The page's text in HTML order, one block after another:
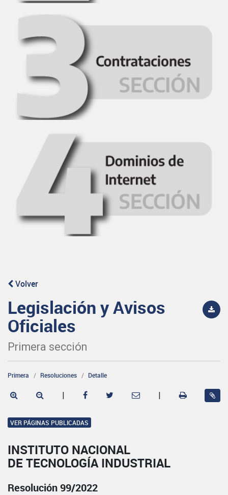
Volver
Legislación y Avisos
Oficiales
Primera sección
Primera Resoluciones Detalle
| |
VER PÁGINAS PUBLICADAS
INSTITUTO NACIONAL
DE TECNOLOGÍA INDUSTRIAL
Resolución 99/2022